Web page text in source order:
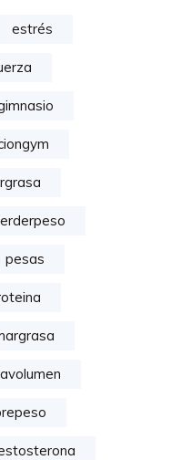
estrés
pesas